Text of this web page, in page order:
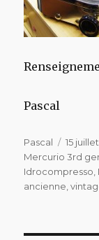
Pascal
Auteur
Pascal
Publié
le
15
Mercurio 3rd
Idrocompresso,
ancienne,